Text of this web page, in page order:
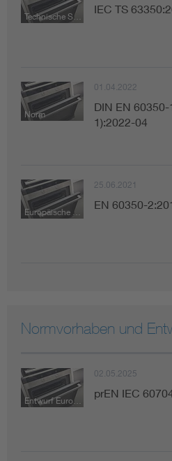
Technische Spezifikation
IEC TS
Norm
01.04.2022
DIN EN
1):2022-04
Europäische Norm
25.06.2021
EN 60350-
Normvorhaben und
Entwurf Europäische Norm
02.05.2025
prEN IEC